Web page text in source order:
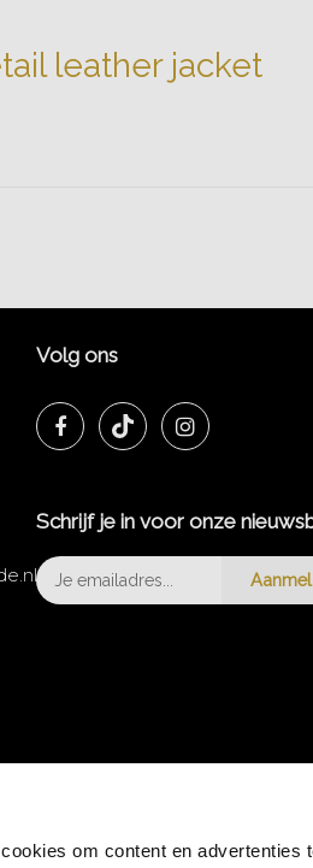
om content en advertenties
leather jacket
Volg ons
Schrijf je in voor onze